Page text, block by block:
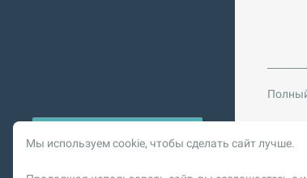
© 2026
Мы используем cookie, чтобы сделать сайт лучше.